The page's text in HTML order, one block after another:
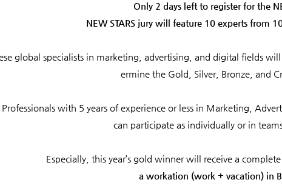
Only 2 days left to register for the
NEW STARS jury will feature 10 experts from
global specialists in marketing, advertising, and digital fields
ermine the Gold, Silver, Bronze, and
Professionals with 5 years of experience or less in Marketing,
can participate as individually or in
Especially, this year’s gold winner will receive a
a workation (work + vacation) in